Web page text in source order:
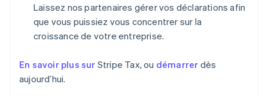
Laissez nos partenaires gérer vos déclarations afin
que vous puissiez vous concentrer sur la
croissance de votre entreprise.
En savoir plus sur Stripe Tax, ou démarrer dès
aujourd’hui.